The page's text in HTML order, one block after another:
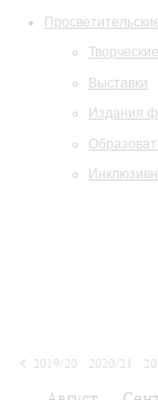
Выставки
Издания
2019/20
2020/21